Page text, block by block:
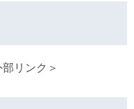
部リンク＞